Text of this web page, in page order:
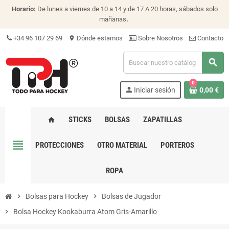
Horario: De lunes a viernes de 10 a 14 y de 17 A 20 horas, sábados solo
mañanas.
+34 96 107 29 69 location_on Dónde estamos Sobre Nosotros Contacto
search
person Iniciar sesión
0
0,00 €
view_headline
home STICKS BOLSAS ZAPATILLAS
PROTECCIONES OTRO MATERIAL PORTEROS
ROPA
chevron_right Bolsas para Hockey chevron_right
Bolsas de Jugador
chevron_right
Bolsa Hockey Kookaburra Atom Gris-Amarillo